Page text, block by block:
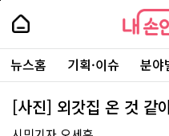
본
로
가
내
손
안
에
서
울
-
서
울
내
손
에
울
주
요
서
뉴스홈 기획·이슈 분야
[사진] 외갓집 온 것 같
페
상
단
로